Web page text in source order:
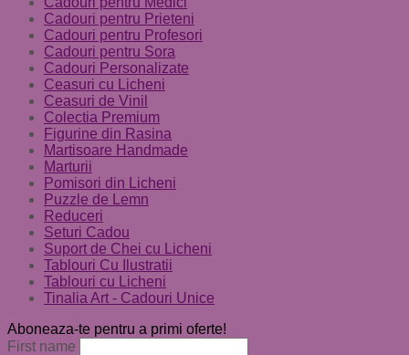
Cadouri pentru Prieteni
Cadouri pentru Profesori
Cadouri pentru Sora
Cadouri Personalizate
Ceasuri cu Licheni
Ceasuri de Vinil
Colectia Premium
Figurine din Rasina
Martisoare Handmade
Marturii
Pomisori din Licheni
Puzzle de Lemn
Reduceri
Seturi Cadou
Suport de Chei cu Licheni
Tablouri Cu Ilustratii
Tablouri cu Licheni
Tinalia Art - Cadouri Unice
Aboneaza-te pentru a primi oferte!
First name